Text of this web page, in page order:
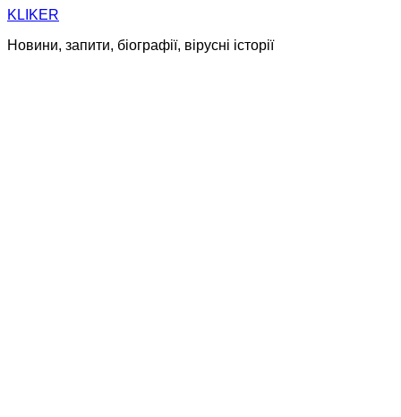
Skip
content
KLIKER
Новини, запити, біографії, вірусні історії